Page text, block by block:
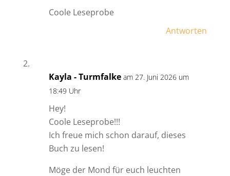
Coole Leseprobe
Antworten
Kayla - Turmfalke am 27. Juni 2026 um
18:49 Uhr
Hey!
Coole Leseprobe!!!
Ich freue mich schon darauf, dieses
Buch zu lesen!
Möge der Mond für euch leuchten